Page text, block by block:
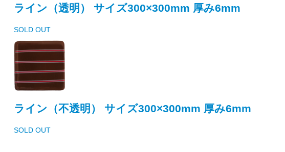
ライン（透明） サイズ300×300mm 厚み6mm
SOLD OUT
ライン（不透明） サイズ300×300mm 厚み6mm
SOLD OUT